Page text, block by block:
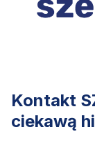
Kontakt
ciekawą